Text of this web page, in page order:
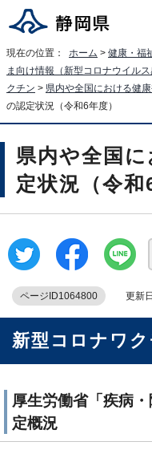
現在の位置： ホーム > 健康・福
ま向け情報（新型コロナウイルス
クチン > 県内や全国における健
の認定状況（令和6年度）
県内や全国
定状況（令和
ページID1064800 更新日
新型コロナワ
厚生労働省「疾病
定概況